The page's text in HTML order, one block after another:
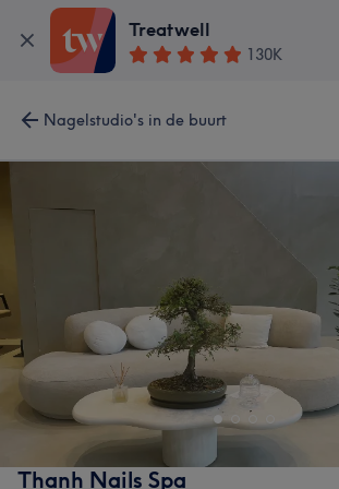
Treatwell
130K
Nagelstudio's in de buurt
Thanh Nails Spa